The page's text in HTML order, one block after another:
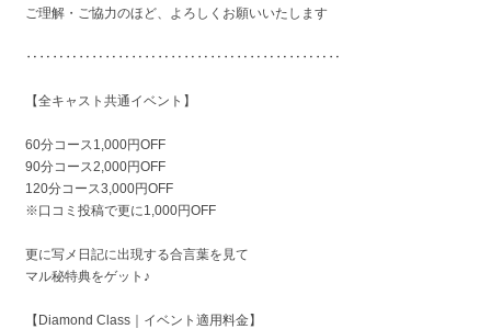
ご理解・ご協力のほど、よろしくお願いいたします
‥‥‥‥‥‥‥‥‥‥‥‥‥‥‥‥‥‥‥‥‥‥‥‥
【全キャスト共通イベント】
60分コース1,000円OFF
90分コース2,000円OFF
120分コース3,000円OFF
※口コミ投稿で更に1,000円OFF
更に写メ日記に出現する合言葉を見て
マル秘特典をゲット♪
【Diamond Class｜イベント適用料金】